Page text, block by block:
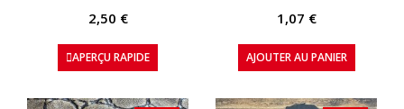
2,50 €
APERÇU RAPIDE
1,07 €
AJOUTER AU PANIER